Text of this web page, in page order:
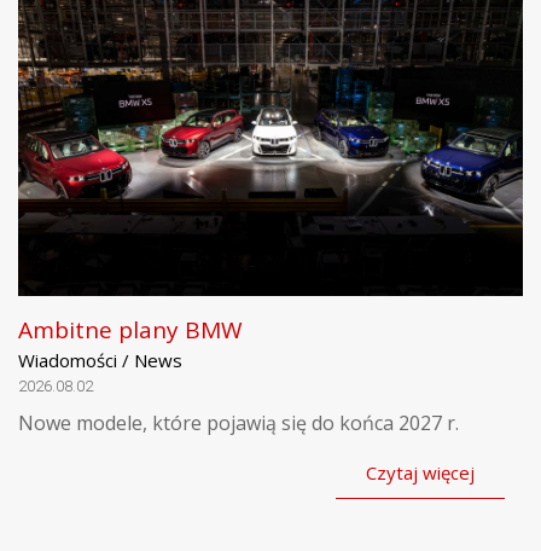
Ambitne plany BMW
Wiadomości / News
2026.08.02
Nowe modele, które pojawią się do końca 2027 r.
Czytaj więcej